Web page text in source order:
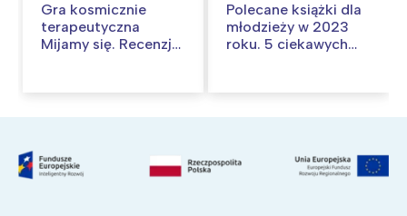
Gra kosmicznie
terapeutyczna
Mijamy się. Recenzja
Polecane książki dla
młodzieży w 2023
roku. 5 ciekawych